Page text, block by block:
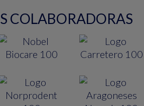
COLABORADORAS